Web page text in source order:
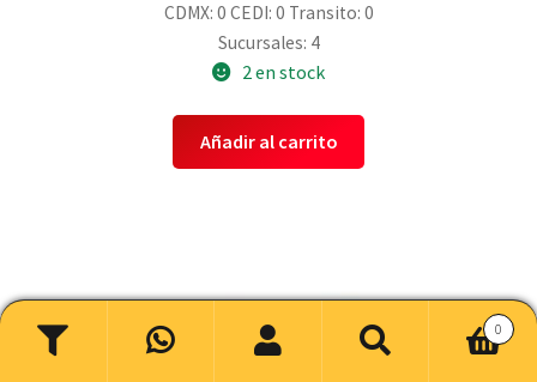
CDMX: 0 CEDI: 0 Transito: 0
Sucursales: 4
2 en stock
Añadir al carrito
Buscar
Buscar
0